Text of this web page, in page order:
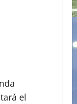
el